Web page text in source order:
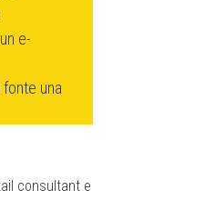
e-
una
consultant e